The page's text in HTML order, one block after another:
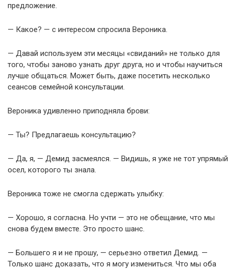
предложение.
— Какое? — с интересом спросила Вероника.
— Давай используем эти месяцы «свиданий» не только для
того, чтобы заново узнать друг друга, но и чтобы научиться
лучше общаться. Может быть, даже посетить несколько
сеансов семейной консультации.
Вероника удивленно приподняла брови:
— Ты? Предлагаешь консультацию?
— Да, я, — Демид засмеялся. — Видишь, я уже не тот упрямый
осел, которого ты знала.
Вероника тоже не смогла сдержать улыбку:
— Хорошо, я согласна. Но учти — это не обещание, что мы
снова будем вместе. Это просто шанс.
— Большего я и не прошу, — серьезно ответил Демид. —
Только шанс доказать, что я могу измениться. Что мы оба